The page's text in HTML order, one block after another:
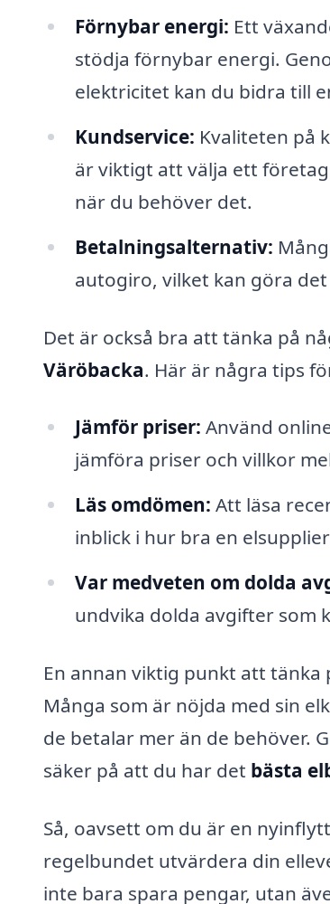
Förnybar energi: Ett
stödja förnybar energi.
elektricitet kan du bidra till
Kundservice: Kvaliteten på
är viktigt att välja ett
när du behöver det.
Betalningsalternativ:
autogiro, vilket kan göra
Det är också bra att tänka på
Väröbacka. Här är några tips
Jämför priser: Använd
jämföra priser och villkor
Läs omdömen: Att läsa
inblick i hur bra en
Var medveten om dolda
undvika dolda avgifter som
En annan viktig punkt att
Många som är nöjda med sin
de betalar mer än de behöver.
säker på att du har det bästa
Så, oavsett om du är en
regelbundet utvärdera din
inte bara spara pengar, utan